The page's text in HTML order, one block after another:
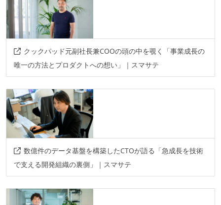
クックパッド元副社長兼COOの頭の中を覗く「事業成長の
唯一の方法とプロダクトへの想い」｜スマサテ
数億件のデータ基盤を構築したCTOが語る「急成長を技術
で支える開発組織の裏側」｜スマサテ